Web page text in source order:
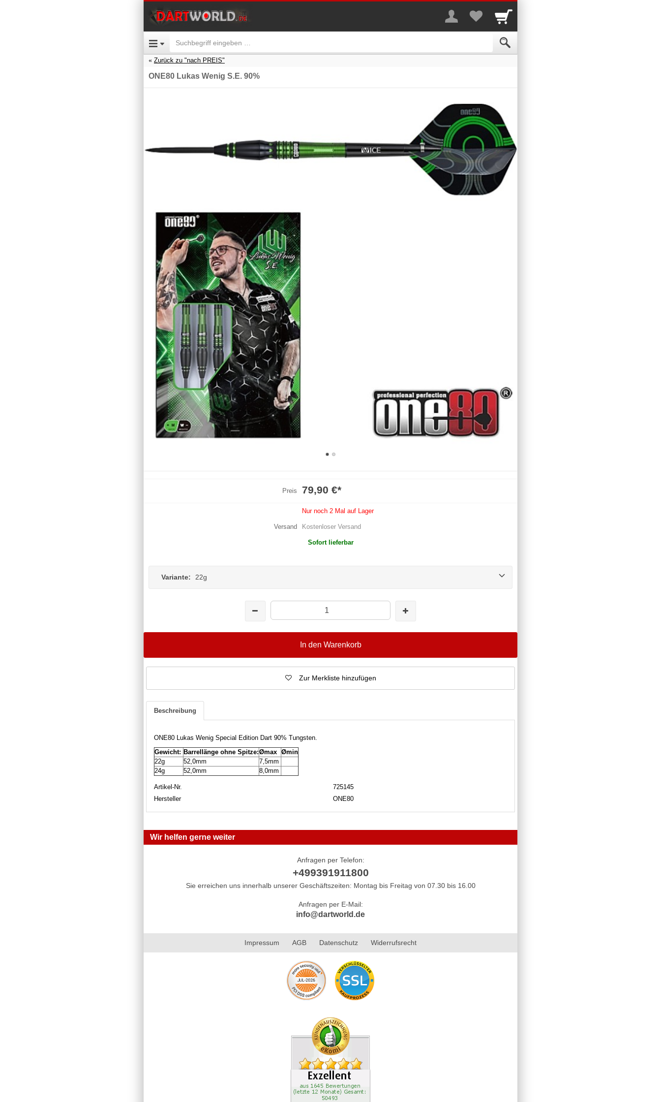
Zurück zu "nach PREIS"
ONE80 Lukas Wenig S.E. 90%
Preis 79,90 €*
Nur noch 2 Mal auf Lager
Versand Kostenloser Versand
Sofort lieferbar
Variante: 22g
In den Warenkorb
Zur Merkliste hinzufügen
Beschreibung
ONE80 Lukas Wenig Special Edition Dart 90% Tungsten.
Gewicht: Barrellänge ohne Spitze:Ømax Ømin
22g
52,0mm
7,5mm
24g
52,0mm 8,0mm
Artikel-Nr.
725145
Hersteller
ONE80
Wir helfen gerne weiter
Anfragen per Telefon:
+499391911800
Sie erreichen uns innerhalb unserer Geschäftszeiten: Montag bis Freitag von 07.30 bis 16.00
Anfragen per E-Mail:
info@dartworld.de
Impressum AGB Datenschutz Widerrufsrecht